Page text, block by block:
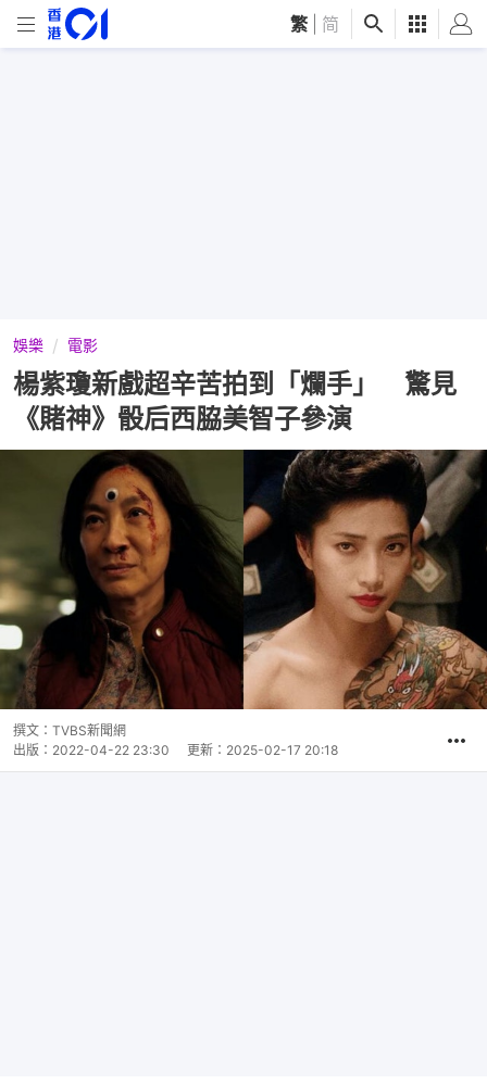
繁 简
娛樂 電影
楊紫瓊新戲超辛苦拍到「爛手」 驚見
《賭神》骰后西脇美智子參演
撰文： TVBS新聞網
出版： 2022-04-22 23:30 更新： 2025-02-17 20:18